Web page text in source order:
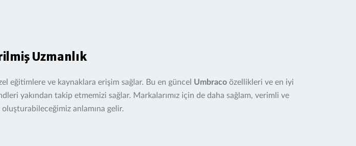
Uzmanlık
eğitimlere ve kaynaklara erişim sağlar. Bu en güncel Umbraco özellikleri ve en iyi
yakından takip etmemizi sağlar. Markalarımız için de daha sağlam, verimli ve
anlamına gelir.